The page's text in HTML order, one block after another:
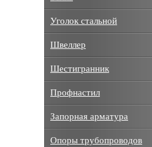
Уголок стальной
Швеллер
Шестигранник
Профнастил
Запорная арматура
Опоры трубопроводов